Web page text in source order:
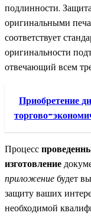
подлинности.
оригинальными
соответствует
оригинальности
отвечающий всем
Приобретение
торгово-
Процесс
изготовление
приложениебудет
защиту ваших
необходимой